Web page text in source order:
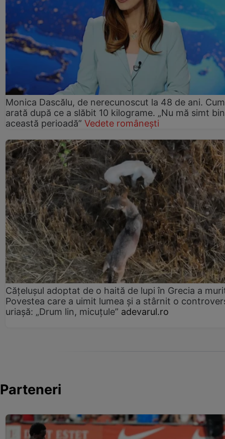
Monica Dascălu, de nerecunoscut la 48 de ani. Cum
arată după ce a slăbit 10 kilograme. „Nu mă simt
această perioadă” Vedete românești
Cățelușul adoptat de o haită de lupi în Grecia a
Povestea care a uimit lumea și a stârnit o
uriașă: „Drum lin, micuțule” adevarul.ro
Parteneri